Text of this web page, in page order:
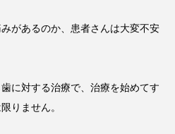
があるのか、患者さんは大変不安
に対する治療で、治療を始めてす
りません。